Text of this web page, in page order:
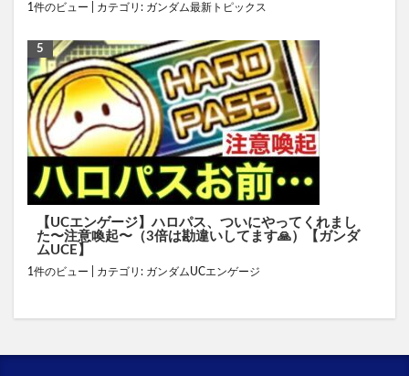
1件のビュー カテゴリ: ガンダム最新トピックス
【UCエンゲージ】ハロパス、ついにやってくれまし
た〜注意喚起〜（3倍は勘違いしてます🙏）【ガンダ
ムUCE】
1件のビュー カテゴリ: ガンダムUCエンゲージ